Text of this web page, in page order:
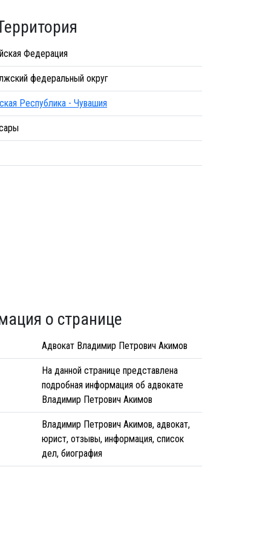
Федерация
федеральный округ
Республика - Чувашия
о странице
Адвокат Владимир Петрович Акимов
На данной странице представлена
подробная информация об адвокате
Владимир Петрович Акимов
Владимир Петрович Акимов, адвокат,
юрист, отзывы, информация, список
дел, биография